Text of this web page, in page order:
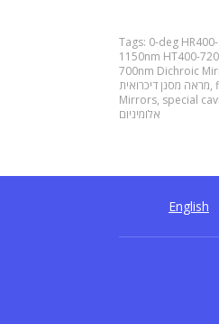
Tags: 0-deg
1150nm HT400-
700nm Dichroic
מראה מסנן דיכרואית,
Mirrors, special
אלומיניום
English